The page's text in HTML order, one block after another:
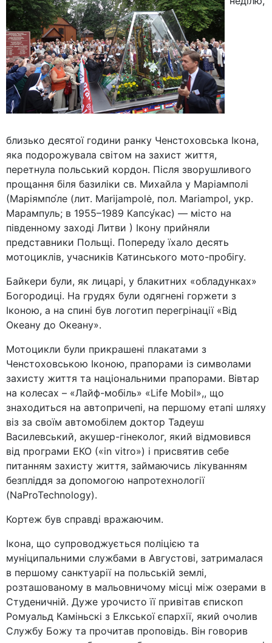
близько десятої години ранку Ченстоховська Ікона,
яка подорожувала світом на захист життя,
перетнула польський кордон. Після зворушливого
прощання біля базиліки св. Михайла у Маріамполі
(Маріямпо́ле (лит. Marijampolė, пол. Mariampol, укр.
Марампуль; в 1955–1989 Капсу́кас) — місто на
південному заході Литви ) Ікону прийняли
представники Польщі. Попереду їхало десять
мотоциклів, учасників Катинського мото-пробігу.
Байкери були, як лицарі, у блакитних «обладунках»
Богородиці. На грудях були одягнені горжети з
Іконою, а на спині був логотип перегрінації «Від
Океану до Океану».
Мотоцикли були прикрашені плакатами з
Ченстоховською Іконою, прапорами із символами
захисту життя та національними прапорами. Вівтар
на колесах – «Лайф-мобіль» «Life Mobil»,, що
знаходиться на автопричепі, на першому етапі шляху
віз за своїм автомобілем доктор Тадеуш
Василевський, акушер-гінеколог, який відмовився
від програми ЕКО («in vitro») і присвятив себе
питанням захисту життя, займаючись лікуванням
безпліддя за допомогою напротехнології
(NaProTechnology).
Кортеж був справді вражаючим.
Ікона, що супроводжується поліцією та
муніципальними службами в Августові, затрималася
в першому санктуарії на польській землі,
розташованому в мальовничому місці між озерами в
Студеничній. Дуже урочисто її привітав єпископ
Ромуальд Каміньскі з Елкської єпархії, який очолив
Службу Божу та прочитав проповідь. Він говорив